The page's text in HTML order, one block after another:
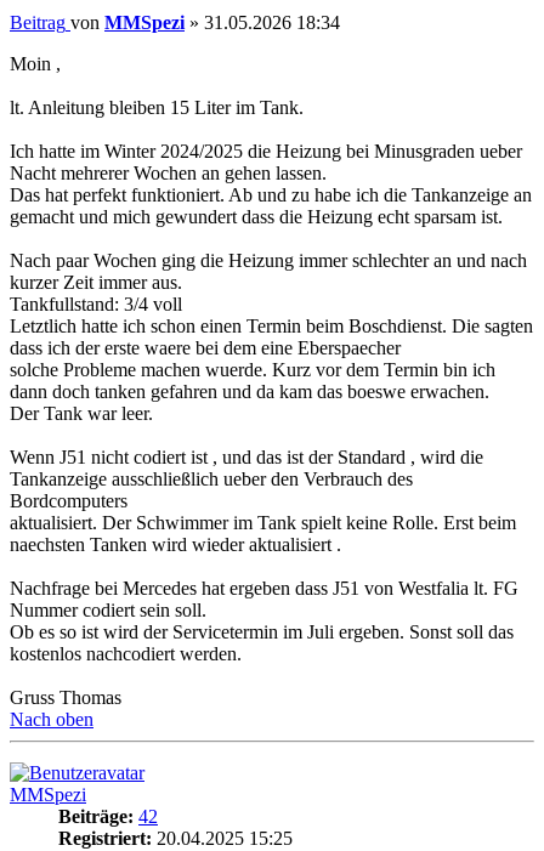
Beitrag von MMSpezi » 31.05.2026 18:34
Moin ,
lt. Anleitung bleiben 15 Liter im Tank.
Ich hatte im Winter 2024/2025 die Heizung bei Minusgraden ueber
Nacht mehrerer Wochen an gehen lassen.
Das hat perfekt funktioniert. Ab und zu habe ich die Tankanzeige an
gemacht und mich gewundert dass die Heizung echt sparsam ist.
Nach paar Wochen ging die Heizung immer schlechter an und nach
kurzer Zeit immer aus.
Tankfullstand: 3/4 voll
Letztlich hatte ich schon einen Termin beim Boschdienst. Die sagten
dass ich der erste waere bei dem eine Eberspaecher
solche Probleme machen wuerde. Kurz vor dem Termin bin ich
dann doch tanken gefahren und da kam das boeswe erwachen.
Der Tank war leer.
Wenn J51 nicht codiert ist , und das ist der Standard , wird die
Tankanzeige ausschließlich ueber den Verbrauch des
Bordcomputers
aktualisiert. Der Schwimmer im Tank spielt keine Rolle. Erst beim
naechsten Tanken wird wieder aktualisiert .
Nachfrage bei Mercedes hat ergeben dass J51 von Westfalia lt. FG
Nummer codiert sein soll.
Ob es so ist wird der Servicetermin im Juli ergeben. Sonst soll das
kostenlos nachcodiert werden.
Gruss Thomas
Nach oben
MMSpezi
Beiträge: 42
Registriert: 20.04.2025 15:25